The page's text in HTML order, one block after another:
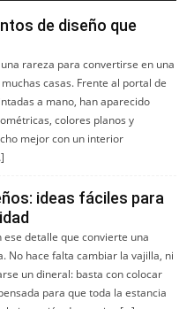
de diseño que
rareza para convertirse en una
casas. Frente al portal de
a mano, han aparecido
colores planos y
mejor con un interior
ideas fáciles para
detalle que convierte una
No hace falta cambiar la vajilla, ni
un dineral: basta con colocar
para que toda la estancia